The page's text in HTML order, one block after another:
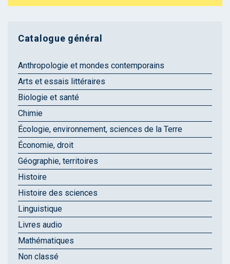
Catalogue général
Anthropologie et mondes contemporains
Arts et essais littéraires
Biologie et santé
Chimie
Écologie, environnement, sciences de la Terre
Économie, droit
Géographie, territoires
Histoire
Histoire des sciences
Linguistique
Livres audio
Mathématiques
Non classé